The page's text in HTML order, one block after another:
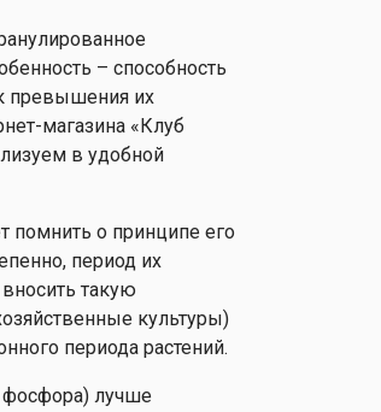
– способность
превышения их
магазина «Клуб
в удобной
помнить о принципе его
период их
такую
культуры)
периода растений.
фосфора) лучше